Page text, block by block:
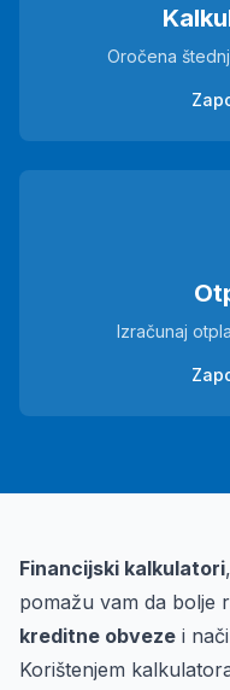
Oročena
Izračunaj
Financijski kalkulatori
pomažu vam da bolje
kreditne obveze i
Korištenjem